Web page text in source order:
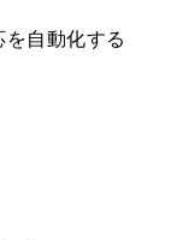
自動化する